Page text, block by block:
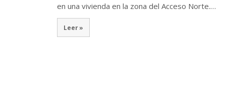
en una vivienda en la zona del Acceso Norte.…
Leer »